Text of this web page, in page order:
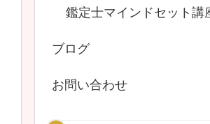
鑑定士マインドセット講
ブログ
お問い合わせ